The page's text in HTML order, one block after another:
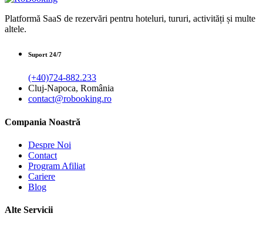
Platformă SaaS de rezervări pentru hoteluri, tururi, activități și multe
altele.
Suport 24/7
(+40)724-882.233
Cluj-Napoca, România
contact@robooking.ro
Compania Noastră
Despre Noi
Contact
Program Afiliat
Cariere
Blog
Alte Servicii